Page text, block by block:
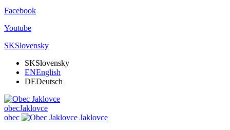
Facebook
Youtube
SKSlovensky
SKSlovensky
ENEnglish
DEDeutsch
obecJaklovce
obec
Jaklovce